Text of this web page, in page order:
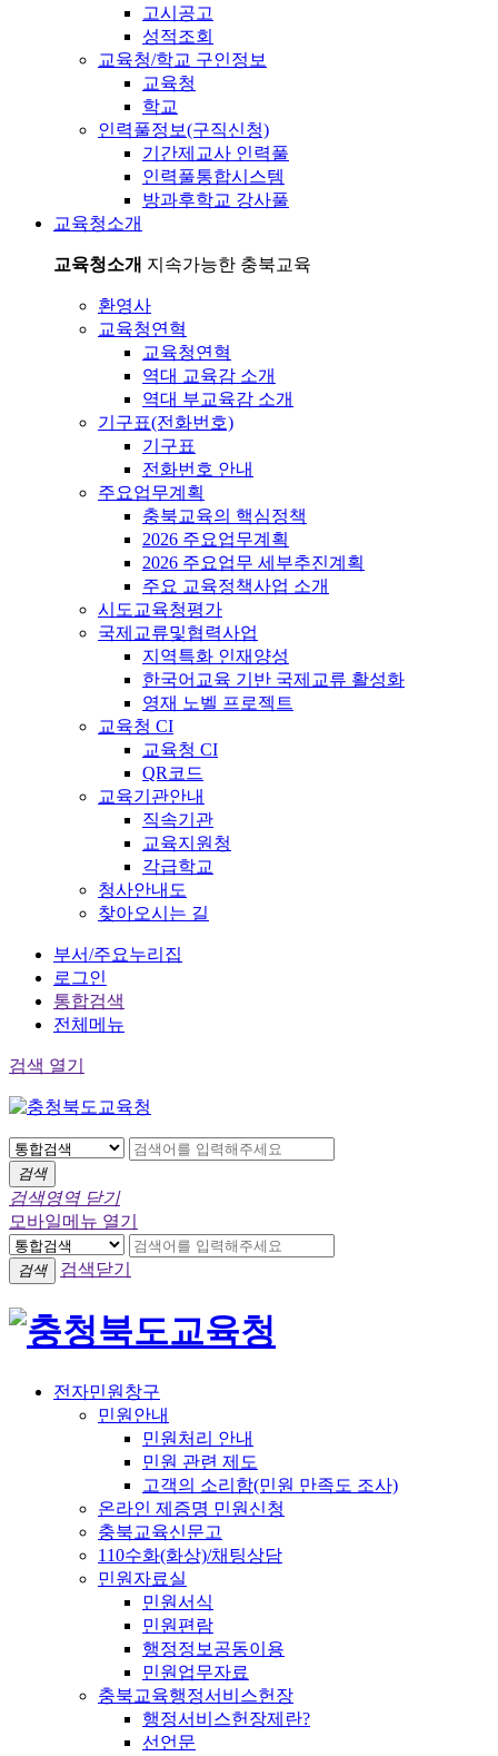
고시공고
성적조회
교육청/학교 구인정보
교육청
학교
인력풀정보(구직신청)
기간제교사 인력풀
인력풀통합시스템
방과후학교 강사풀
교육청소개
교육청소개 지속가능한 충북교육
환영사
교육청연혁
교육청연혁
역대 교육감 소개
역대 부교육감 소개
기구표(전화번호)
기구표
전화번호 안내
주요업무계획
충북교육의 핵심정책
2026 주요업무계획
2026 주요업무 세부추진계획
주요 교육정책사업 소개
시도교육청평가
국제교류및협력사업
지역특화 인재양성
한국어교육 기반 국제교류 활성화
영재 노벨 프로젝트
교육청 CI
교육청 CI
QR코드
교육기관안내
직속기관
교육지원청
각급학교
청사안내도
찾아오시는 길
부서/주요누리집
로그인
통합검색
전체메뉴
검색 열기
검색
검색영역 닫기
모바일메뉴 열기
검색 검색닫기
전자민원창구
민원안내
민원처리 안내
민원 관련 제도
고객의 소리함(민원 만족도 조사)
온라인 제증명 민원신청
충북교육신문고
110수화(화상)/채팅상담
민원자료실
민원서식
민원편람
행정정보공동이용
민원업무자료
충북교육행정서비스헌장
행정서비스헌장제란?
선언문